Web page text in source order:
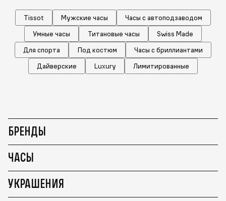
Tissot Мужские часы
Часы с автоподзаводом
Умные часы
Титановые часы
Swiss Made
Для спорта
Под костюм
Часы с бриллиантами
Дайверские
Luxury Лимитированные
БРЕНДЫ
ЧАСЫ
УКРАШЕНИЯ